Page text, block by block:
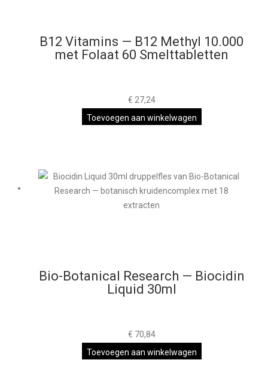
B12 Vitamins — B12 Methyl 10.000
met Folaat 60 Smelttabletten
€ 27,24
Toevoegen aan winkelwagen
Bio-Botanical Research — Biocidin
Liquid 30ml
€ 70,84
Toevoegen aan winkelwagen